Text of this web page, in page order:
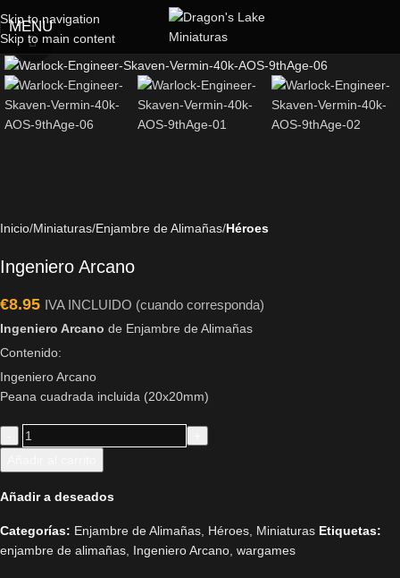
Skip to navigation
Skip to main content
MENU
Click to enlarge
Inicio Miniaturas Enjambre de Alimañas Héroes
Ingeniero Arcano
€8.95 IVA INCLUIDO (cuando corresponda)
Ingeniero Arcano de Enjambre de Alimañas
Contenido:
Ingeniero Arcano
Peana cuadrada incluida (20x20mm)
Añadir a deseados
Categorías: Enjambre de Alimañas Héroes Miniaturas Etiquetas:
enjambre de alimañas Ingeniero Arcano wargames